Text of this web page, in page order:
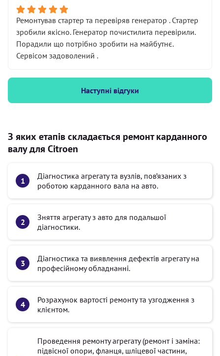
Ремонтував стартер та перевіряв генератор . Стартер
зробили якісно. Генератор почистилита перевірили.
Порадили що потрібно зробити на майбутнє.
Сервісом задоволений .
Наступні відгуки
З яких етапів складається ремонт карданного
валу для Citroen
Діагностика агрегату та вузлів, пов’язаних з
роботою карданного вала на авто.
Зняття агрегату з авто для подальшої
діагностики.
Діагностика та виявлення дефектів агрегату на
професійному обладнанні.
Розрахунок вартості ремонту та узгодження з
клієнтом.
Проведення ремонту агрегату (ремонт і заміна:
підвісної опори, фланця, шліцевої частини,